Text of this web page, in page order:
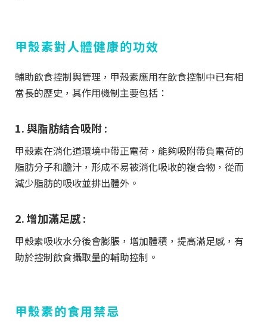
甲殼素對人體健康的功效
輔助飲食控制與管理，甲殼素應用在飲食控制中已有相
當長的歷史，其作用機制主要包括：
1. 與脂肪結合吸附 :
甲殼素在消化道環境中帶正電荷，能夠吸附帶負電荷的
脂肪分子和膽汁，形成不易被消化吸收的複合物，從而
減少脂肪的吸收並排出體外。
2. 增加滿足感 :
甲殼素吸收水分後會膨脹，增加體積，提高滿足感，有
助於控制飲食攝取量的輔助控制。
甲殼素的食用禁忌